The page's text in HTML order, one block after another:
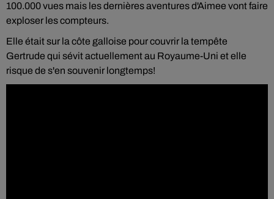
100.000 vues mais les dernières aventures d'Aimee vont faire
exploser les compteurs.
Elle était sur la côte galloise pour couvrir la tempête
Gertrude qui sévit actuellement au Royaume-Uni et elle
risque de s'en souvenir longtemps!